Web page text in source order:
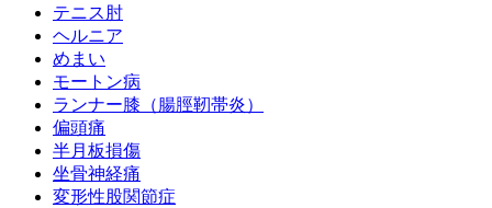
テニス肘
ヘルニア
めまい
モートン病
ランナー膝（腸脛靭帯炎）
偏頭痛
半月板損傷
坐骨神経痛
変形性股関節症